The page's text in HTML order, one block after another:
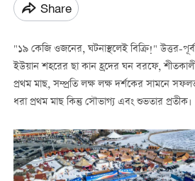
Share
"১৯ কেজি ওজনের, ঘটনাস্থলেই বিক্রি!" উত্তর-
ইউয়ান শহরের ছা কান হ্রদের ঘন বরফে,
প্রথম মাছ, সম্প্রতি লক্ষ লক্ষ দর্শকের সামনে
ধরা প্রথম মাছ কিন্তু সৌভাগ্য এবং শুভতার প্রতীক।